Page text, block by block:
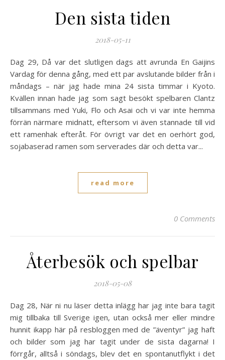
Den sista tiden
2018-05-11
Dag 29, Då var det slutligen dags att avrunda En Gaijins
Vardag för denna gång, med ett par avslutande bilder från i
måndags – när jag hade mina 24 sista timmar i Kyoto.
Kvällen innan hade jag som sagt besökt spelbaren Clantz
tillsammans med Yuki, Flo och Asai och vi var inte hemma
förrän närmare midnatt, eftersom vi även stannade till vid
ett ramenhak efteråt. För övrigt var det en oerhört god,
sojabaserad ramen som serverades där och detta var...
read more
0 Comments
Återbesök och spelbar
2018-05-08
Dag 28, När ni nu läser detta inlägg har jag inte bara tagit
mig tillbaka till Sverige igen, utan också mer eller mindre
hunnit ikapp här på resbloggen med de ”äventyr” jag haft
och bilder som jag har tagit under de sista dagarna! I
förrgår, alltså i söndags, blev det en spontanutflykt i det